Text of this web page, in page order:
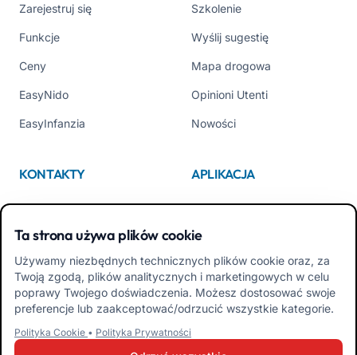
Zarejestruj się
Funkcje
Ceny
EasyNido
EasyInfanzia
Szkolenie
Wyślij sugestię
Mapa drogowa
Opinioni Utenti
Nowości
KONTAKTY
Kim jesteśmy
Contattaci
Tel +39 02 84152514
APLIKACJA
App Store
Google Play
Pobierz APK Aplikacja dla
Rodzin
Pobierz APK Aplikacja dla
Ta strona używa plików cookie
Używamy niezbędnych technicznych plików cookie oraz, za
Twoją zgodą, plików analitycznych i marketingowych w celu
poprawy Twojego doświadczenia. Możesz dostosować swoje
preferencje lub zaakceptować/odrzucić wszystkie kategorie.
Polityka Cookie • Polityka Prywatności